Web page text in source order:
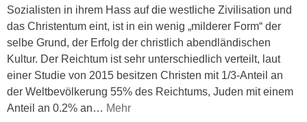
Sozialisten in ihrem Hass auf die westliche Zivilisation und
das Christentum eint, ist in ein wenig „milderer Form“ der
selbe Grund, der Erfolg der christlich abendländischen
Kultur. Der Reichtum ist sehr unterschiedlich verteilt, laut
einer Studie von 2015 besitzen Christen mit 1/3-Anteil an
der Weltbevölkerung 55% des Reichtums, Juden mit einem
Anteil an 0.2% an… Mehr